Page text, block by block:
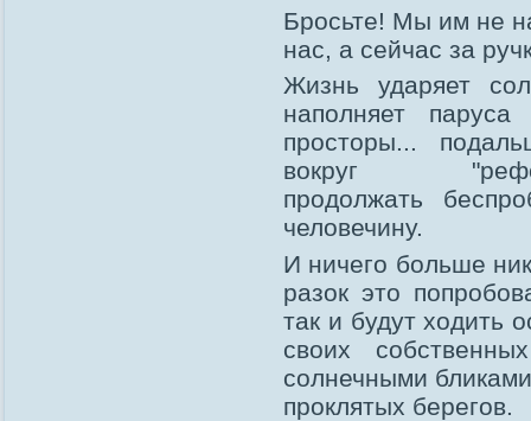
Бросьте! Мы им не
нас, а сейчас за
Жизнь ударяет
наполняет
просторы...
вокруг
продолжать
человечину.
И ничего больше
разок это
так и будут ходить
своих
солнечными
проклятых берегов.